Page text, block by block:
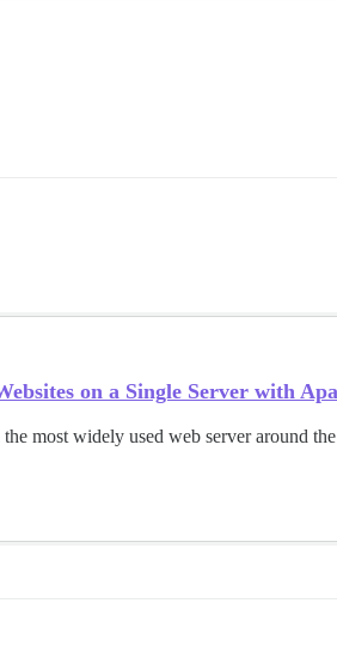
on a Single Server with
the most widely used web server around